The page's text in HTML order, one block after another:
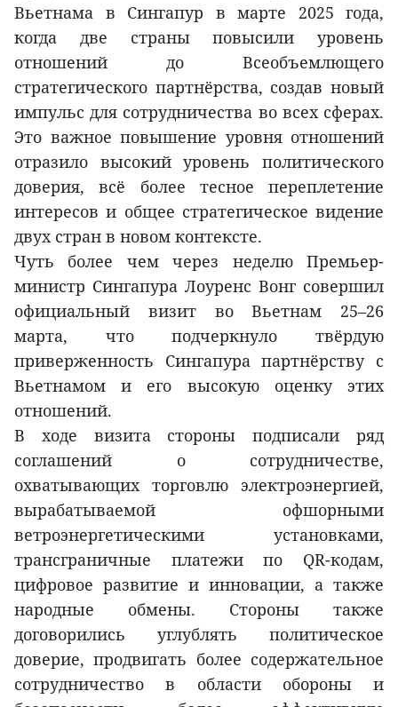
Вьетнама в Сингапур в марте 2025 года,
когда две страны повысили уровень
отношений до Всеобъемлющего
стратегического партнёрства, создав новый
импульс для сотрудничества во всех сферах.
Это важное повышение уровня отношений
отразило высокий уровень политического
доверия, всё более тесное переплетение
интересов и общее стратегическое видение
двух стран в новом контексте.
Чуть более чем через неделю Премьер-
министр Сингапура Лоуренс Вонг совершил
официальный визит во Вьетнам 25–26
марта, что подчеркнуло твёрдую
приверженность Сингапура партнёрству с
Вьетнамом и его высокую оценку этих
отношений.
В ходе визита стороны подписали ряд
соглашений о сотрудничестве,
охватывающих торговлю электроэнергией,
вырабатываемой офшорными
ветроэнергетическими установками,
трансграничные платежи по QR-кодам,
цифровое развитие и инновации, а также
народные обмены. Стороны также
договорились углублять политическое
доверие, продвигать более содержательное
сотрудничество в области обороны и